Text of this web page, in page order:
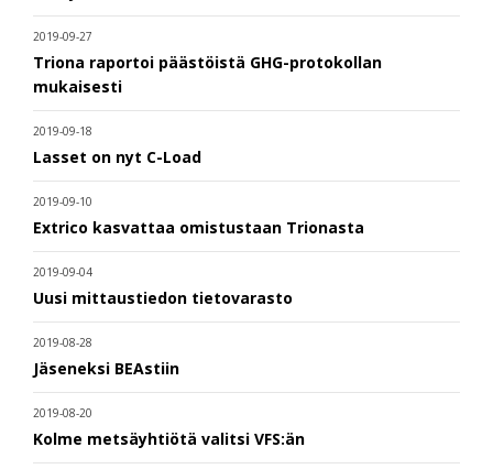
2019-09-27
Triona raportoi päästöistä GHG-protokollan
mukaisesti
2019-09-18
Lasset on nyt C-Load
2019-09-10
Extrico kasvattaa omistustaan Trionasta
2019-09-04
Uusi mittaustiedon tietovarasto
2019-08-28
Jäseneksi BEAstiin
2019-08-20
Kolme metsäyhtiötä valitsi VFS:än